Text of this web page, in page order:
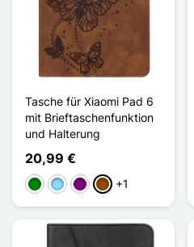
Tasche für Xiaomi Pad 6
mit Brieftaschenfunktion
und Halterung
20,99 €
GrünHellblau
ViolettBraun
+1